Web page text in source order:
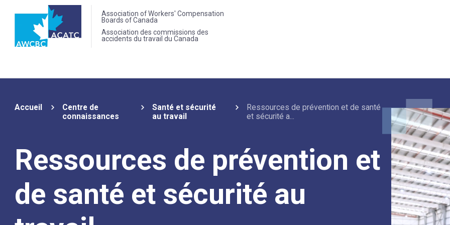
Association of Workers' Compensation
Boards of Canada
Association des commissions des
accidents du travail du Canada
Accueil
Centre de
connaissances
Santé et sécurité
au travail
Ressources de prévention et de santé
et sécurité a...
Ressources de prévention et
de santé et sécurité au